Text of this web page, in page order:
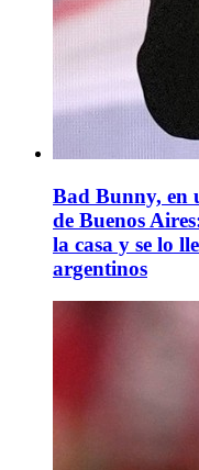
Bad Bunny, en
de Buenos
la casa y se lo
argentinos